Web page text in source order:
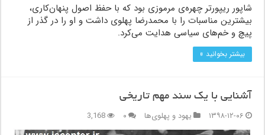
شاپور ریپورتر چهره‌ی مرموزی بود که با حفظ اصول پنهان‌کاری،
بیشترین مناسبات را با محمدرضا پهلوی داشت و او را در گذر از
پیچ و خم‌های سیاسی هدایت می‌کرد.
بیشتر بخوانید »
آشنایی با یک سند مهم تاریخی
۱۳۹۸-۱۲-۰۶
یهود و پهلوی‌ها ۰ 3,168